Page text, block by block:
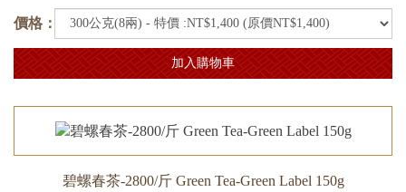
價格：
加入購物車
碧螺春茶-2800/斤 Green Tea-Green Label 150g